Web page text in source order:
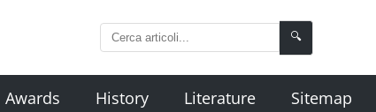
🔍
Awards History Literature Sitemap